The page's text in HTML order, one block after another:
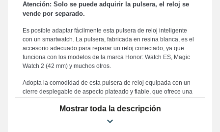
Atención: Solo se puede adquirir la pulsera, el reloj se
vende por separado.
Es posible adaptar fácilmente esta pulsera de reloj inteligente
con un smartwatch. La pulsera, fabricada en resina blanca, es el
accesorio adecuado para reparar un reloj conectado, ya que
funciona con los modelos de la marca Honor: Watch ES, Magic
Watch 2 (42 mm) y muchos otros.
Adopta la comodidad de esta pulsera de reloj equipada con un
cierre desplegable de aspecto plateado y fiable, que ofrece una
equilibrio entre estilo y practicidad y una experiencia de usuario
óptima, esta pulsera tiene una medida de 20 mm, convirtiéndola
Mostrar toda la descripción